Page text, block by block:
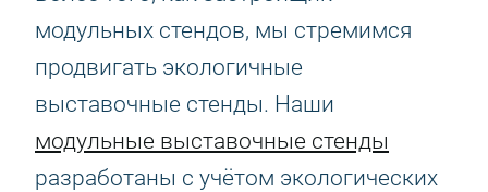
модульных стендов, мы стремимся
продвигать экологичные
выставочные стенды. Наши
модульные выставочные стенды
разработаны с учётом экологических